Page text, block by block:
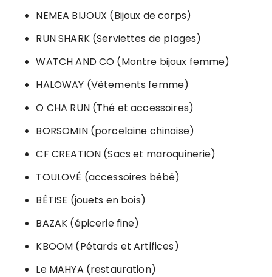
NEMEA BIJOUX (Bijoux de corps)
RUN SHARK (Serviettes de plages)
WATCH AND CO (Montre bijoux femme)
HALOWAY (Vêtements femme)
O CHA RUN (Thé et accessoires)
BORSOMIN (porcelaine chinoise)
CF CREATION (Sacs et maroquinerie)
TOULOVÉ (accessoires bébé)
BÊTISE (jouets en bois)
BAZAK (épicerie fine)
KBOOM (Pétards et Artifices)
Le MAHYA (restauration)